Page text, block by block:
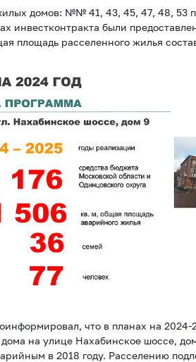
домов: №№ 41, 43, 45, 47, 48, 53
инвестконтракта были
площадь расселенного жилья
что в планах на 2024-
дома на улице Нахабинское шоссе,
в 2018 году. Расселению